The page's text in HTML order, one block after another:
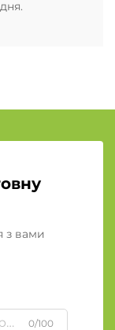
з вами
0/100